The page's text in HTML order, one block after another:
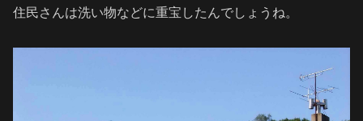
住民さんは洗い物などに重宝したんでしょうね。